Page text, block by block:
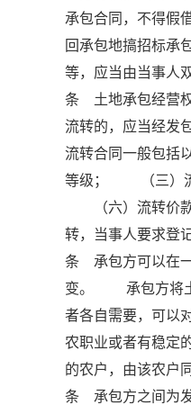
承包合同，不得假
回承包地搞招标
等，应当由当事人
条 土地承包经营
流转的，应当经发
流转合同一般包
等级； （三）流
（六）流转价
转，当事人要求登
条 承包方可以在一
变。 承包方将土
者各自需要，可
农职业或者有稳定
的农户，由该农户
条 承包方之间为